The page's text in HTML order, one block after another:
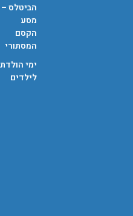
הביטלס –
מסע
הקסם
המסתורי
ימי הולדת
לילדים